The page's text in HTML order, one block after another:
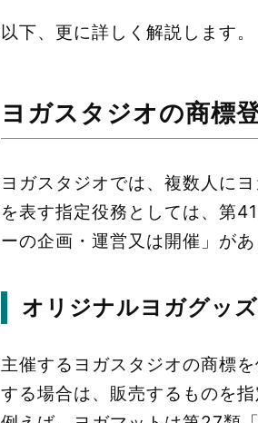
以下、更に詳しく解説します。
ヨガスタジオの商標
ヨガスタジオでは、複数人に
を表す指定役務としては、第
ーの企画・運営⼜は開催」があ
オリジナルヨガグッ
主催するヨガスタジオの商標
する場合は、販売するものを